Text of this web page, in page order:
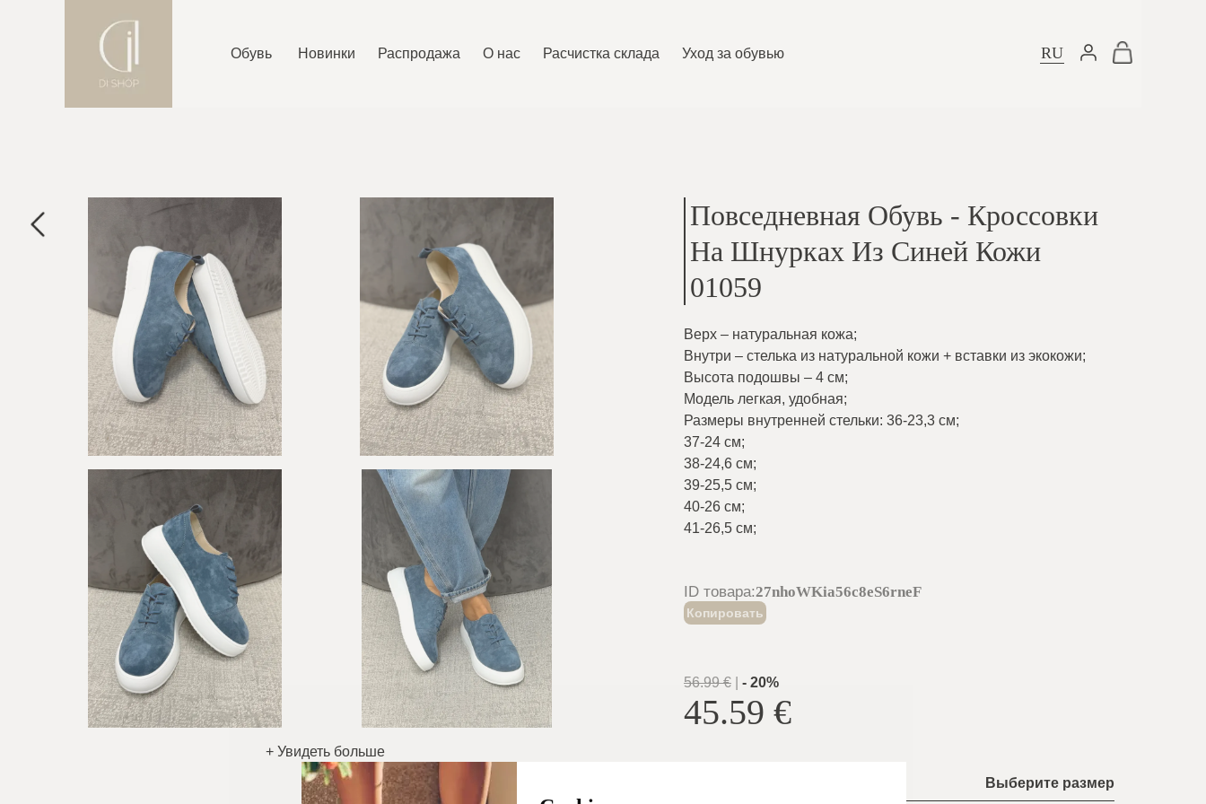
Обувь Новинки Распродажа O нас Расчистка склада Уход за обувью RU
+ Увидеть больше
Повседневная Обувь - Кроссовки
На Шнурках Из Синей Кожи
01059
Верх – натуральная кожа;
Внутри – стелька из натуральной кожи + вставки из экокожи;
Высота подошвы – 4 см;
Модель легкая, удобная;
Размеры внутренней стельки: 36-23,3 см;
37-24 см;
38-24,6 см;
39-25,5 см;
40-26 см;
41-26,5 см;
ID товара:27nhoWKia56c8eS6rneF
Копировать
56.99€ - 20%
45.59 €
Выберите размер